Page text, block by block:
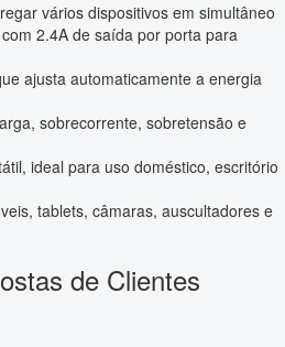
vários dispositivos em simultâneo
2.4A de saída por porta para
ajusta automaticamente a energia
sobrecorrente, sobretensão e
ideal para uso doméstico, escritório
tablets, câmaras, auscultadores e
de Clientes